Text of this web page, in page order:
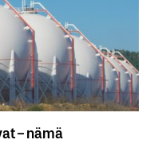
– nämä